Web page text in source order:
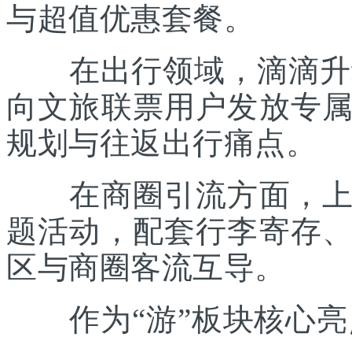
与超值优惠套餐。
在出行领域，滴滴升
向文旅联票用户发放专
规划与往返出行痛点。
在商圈引流方面，上
题活动，配套行李寄存
区与商圈客流互导。
作为“游”板块核心亮